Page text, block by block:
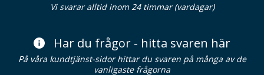
Vi svarar alltid inom 24 timmar (vardagar)
Har du frågor - hitta svaren här
På våra kundtjänst-sidor hittar du svaren på många av de
vanligaste frågorna